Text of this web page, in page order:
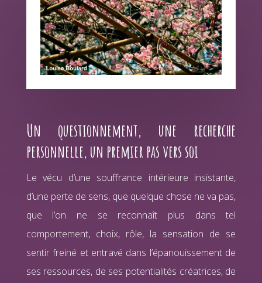
Un questionnement, une recherche
personnelle, un premier pas vers soi
Le vécu d’une souffrance intérieure insistante,
d’une perte de sens, que quelque chose ne va pas,
que l’on ne se reconnaît plus dans tel
comportement, choix, rôle, la sensation de se
sentir freiné et entravé dans l’épanouissement de
ses ressources, de ses potentialités créatrices, de